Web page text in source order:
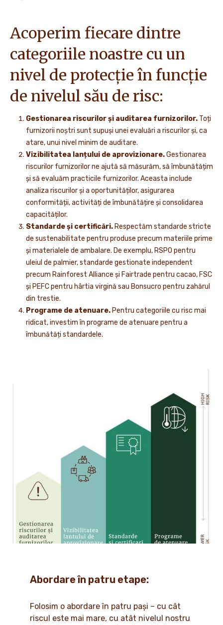
Acoperim fiecare dintre
categoriile noastre cu un
nivel de protecție în funcție
de nivelul său de risc:
Gestionarea riscurilor și auditarea furnizorilor. Toți
furnizorii noștri sunt supuși unei evaluări a riscurilor și, ca
atare, unui nivel minim de auditare.
Vizibilitatea lanțului de aprovizionare.Gestionarea
riscurilor furnizorilor ne ajută să măsurăm, să îmbunătățim
și să evaluăm practicile furnizorilor. Aceasta include
analiza riscurilor și a oportunităților, asigurarea
conformității, activități de îmbunătățire și consolidarea
capacităților.
Standarde și certificări. Respectăm standarde stricte
de sustenabilitate pentru produse precum materiile prime
și materialele de ambalare. De exemplu, RSPO pentru
uleiul de palmier, standarde gestionate independent
precum Rainforest Alliance și Fairtrade pentru cacao, FSC
și PEFC pentru hârtia virgină sau Bonsucro pentru zahărul
din trestie.
Programe de atenuare. Pentru categoriile cu risc mai
ridicat, investim în programe de atenuare pentru a
îmbunătăți standardele.
Abordare în patru etape:
Folosim o abordare în patru pași – cu cât
riscul este mai mare, cu atât nivelul nostru